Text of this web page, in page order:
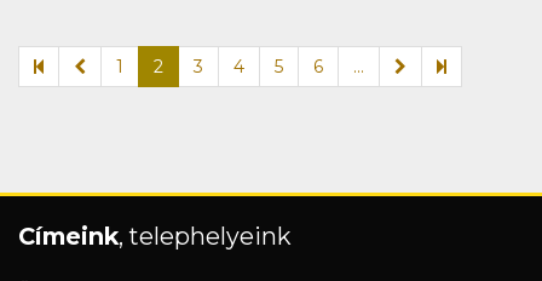
1 2 3 4 5 6 ...
Címeink, telephelyeink